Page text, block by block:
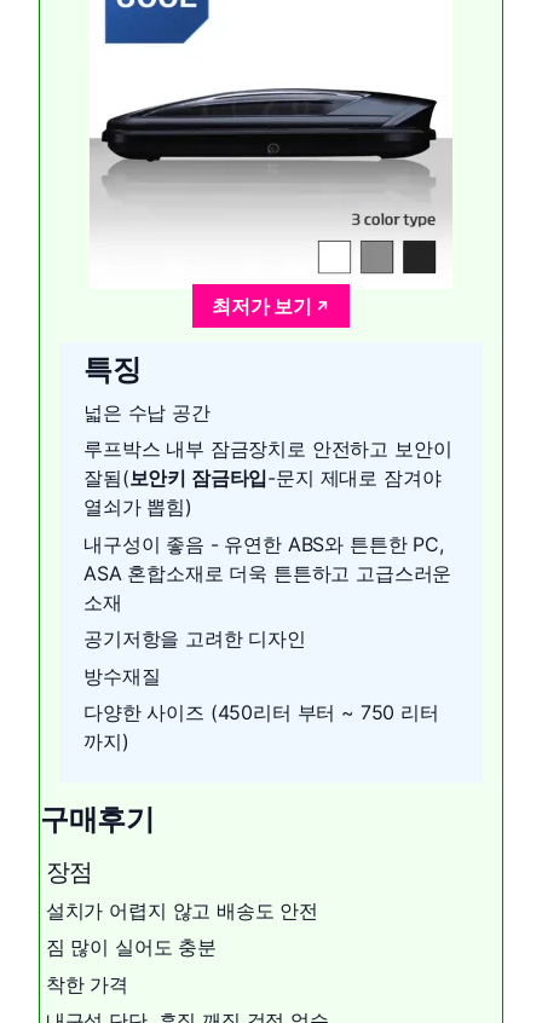
최저가 보기
특징
넓은 수납 공간
루프박스 내부 잠금장치로 안전하고 보안이
잘됨(보안키 잠금타입-문지 제대로 잠겨야
열쇠가 뽑힘)
내구성이 좋음 - 유연한 ABS와 튼튼한 PC,
ASA 혼합소재로 더욱 튼튼하고 고급스러운
소재
공기저항을 고려한 디자인
방수재질
다양한 사이즈 (450리터 부터 ~ 750 리터
까지)
구매후기
장점
설치가 어렵지 않고 배송도 안전
짐 많이 실어도 충분
착한 가격